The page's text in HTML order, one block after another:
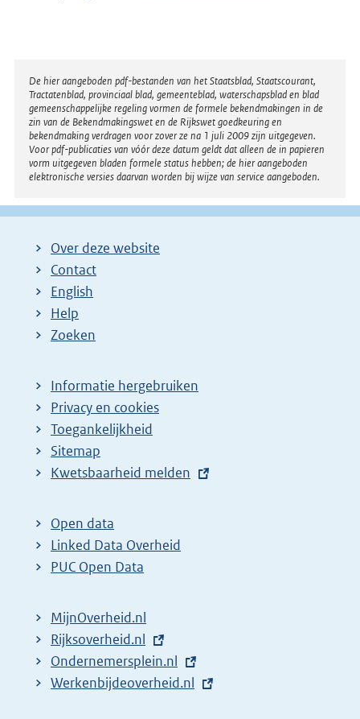
r
n
e
l
i
n
k
Disclaimer
De hier aangeboden pdf-bestanden van het Staatsblad, Staatscourant,
Tractatenblad, provinciaal blad, gemeenteblad, waterschapsblad en blad
gemeenschappelijke regeling vormen de formele bekendmakingen in de
zin van de Bekendmakingswet en de Rijkswet goedkeuring en
bekendmaking verdragen voor zover ze na 1 juli 2009 zijn uitgegeven.
Voor pdf-publicaties van vóór deze datum geldt dat alleen de in papieren
vorm uitgegeven bladen formele status hebben; de hier aangeboden
elektronische versies daarvan worden bij wijze van service aangeboden.
Over deze website
Contact
English
Help
Zoeken
Informatie hergebruiken
Privacy en cookies
Toegankelijkheid
Sitemap
E
t
e
r
l
i
n
k
Kwetsbaarheid melden
Open data
Linked Data Overheid
PUC Open Data
MijnOverheid.nl
E
x
t
Rijksoverheid.nl
E
x
Ondernemersplein.nl
E
Werkenbijdeoverheid.nl